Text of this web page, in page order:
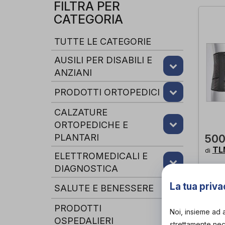
FILTRA PER
CATEGORIA
TUTTE LE CATEGORIE
AUSILI PER DISABILI E
ANZIANI
PRODOTTI ORTOPEDICI
CALZATURE
ORTOPEDICHE E
PLANTARI
ELETTROMEDICALI E
DIAGNOSTICA
SALUTE E BENESSERE
PRODOTTI
OSPEDALIERI
di
La tua
Noi, insieme ad